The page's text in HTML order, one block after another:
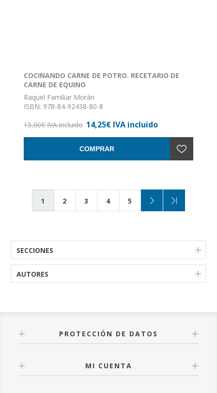
COCINANDO CARNE DE POTRO. RECETARIO DE
CARNE DE EQUINO
Raquel Familiar Morán
ISBN: 978-84-92438-80-8
Nº de páginas: 98
15,00€ IVA incluido 14,25€ IVA incluido
COMPRAR
1 2 3 4 5
SECCIONES
AUTORES
PROTECCIÓN DE DATOS
MI CUENTA